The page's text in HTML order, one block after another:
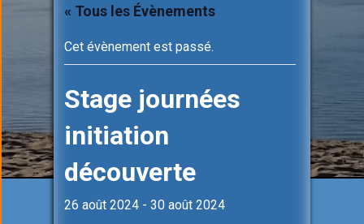
« Tous les Évènements
Cet évènement est passé.
Stage journées
initiation
découverte
26 août 2024 - 30 août 2024